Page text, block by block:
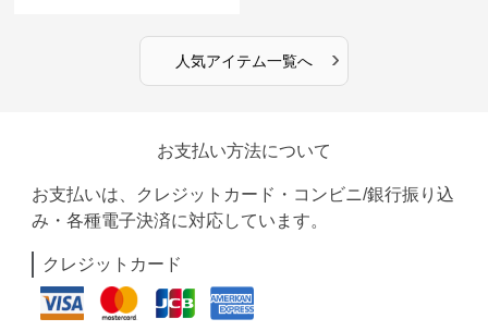
人気アイテム一覧へ ›
お支払い方法について
お支払いは、クレジットカード・コンビニ/銀行振り込
み・各種電子決済に対応しています。
クレジットカード